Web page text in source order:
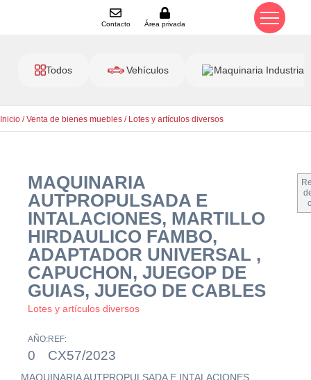
Contacto Área privada
Todos Vehículos Maquinaria Industrial
Inicio /Venta de bienes muebles / Lotes y artículos diversos
MAQUINARIA
AUTPROPULSADA E
INTALACIONES, MARTILLO
HIRDAULICO FAMBO,
ADAPTADOR UNIVERSAL ,
CAPUCHON, JUEGOP DE
GUIAS, JUEGO DE CABLES
Lotes y artículos diversos
AÑO:
0
REF:
CX57/2023
MAQUINARIA AUTPROPULSADA E INTALACIONES,